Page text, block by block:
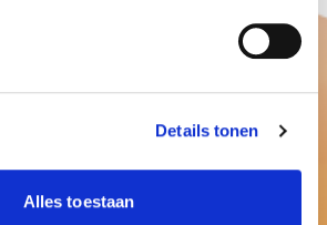
Details tonen
Alles toestaan